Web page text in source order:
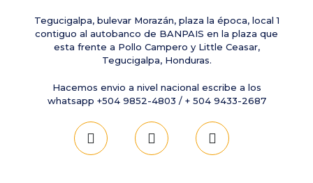
Tegucigalpa, bulevar Morazán, plaza la época, local 1
contiguo al autobanco de BANPAIS en la plaza que
esta frente a Pollo Campero y Little Ceasar,
Tegucigalpa, Honduras.
Hacemos envio a nivel nacional escribe a los
whatsapp +504 9852-4803 / + 504 9433-2687